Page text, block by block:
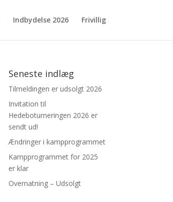
Indbydelse 2026 Frivillig
Seneste indlæg
Tilmeldingen er udsolgt 2026
Invitation til
Hedeboturneringen 2026 er
sendt ud!
Ændringer i kampprogrammet
Kampprogrammet for 2025
er klar
Overnatning – Udsolgt